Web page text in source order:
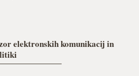
elektronskih komunikacij in